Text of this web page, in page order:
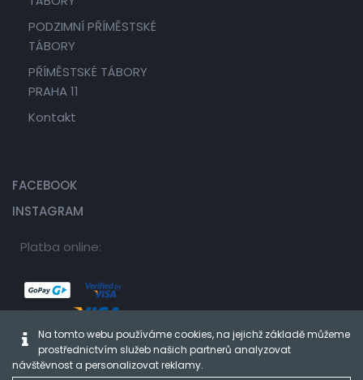
PODZIMNÍ PŘÍMĚSTSKÉ
TÁBORY
PŘÍMĚSTSKÉ TÁBORY
PRAHA 11
Kontakt
FACEBOOK
INSTAGRAM
Platba online:
Na tomto webu používáme cookies, na jejichž základě můžeme
prostřednictvím služeb našich partnerů analyzovat
návštěvnost a personalizovat reklamy.